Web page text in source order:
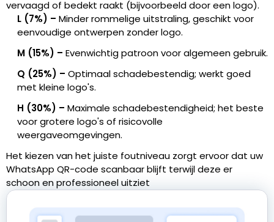
vervaagd of bedekt raakt (bijvoorbeeld door een logo).
L (7%) – Minder rommelige uitstraling, geschikt voor
eenvoudige ontwerpen zonder logo.
M (15%) – Evenwichtig patroon voor algemeen gebruik.
Q (25%) – Optimaal schadebestendig; werkt goed
met kleine logo's.
H (30%) – Maximale schadebestendigheid; het beste
voor grotere logo's of risicovolle
weergaveomgevingen.
Het kiezen van het juiste foutniveau zorgt ervoor dat uw
WhatsApp QR-code scanbaar blijft terwijl deze er
schoon en professioneel uitziet